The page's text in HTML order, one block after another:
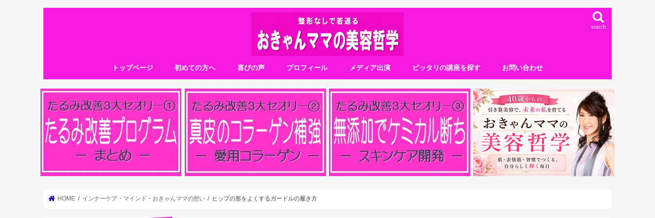
search
トップページ 初めての方へ 喜びの声 プロフィール メディア出演 ピッタリの講座を探す お問い合わせ
HOME インナーケア・マインド・おきゃんママの想い ヒップの形をよくするガードルの履き方